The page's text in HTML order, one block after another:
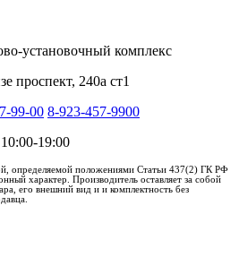
установочный комплекс
проспект, 240а ст1
99-00 8-923-457-9900
19:00
определяемой положениями Статьи 437(2) ГК РФ
характер. Производитель оставляет за собой
его внешний вид и и комплектность без